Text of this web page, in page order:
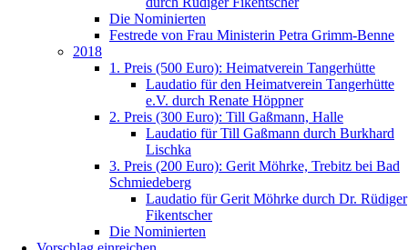
Die Nominierten
Festrede von Frau Ministerin Petra Grimm-Benne
2018
1. Preis (500 Euro): Heimatverein Tangerhütte
Laudatio für den Heimatverein Tangerhütte
e.V. durch Renate Höppner
2. Preis (300 Euro): Till Gaßmann, Halle
Laudatio für Till Gaßmann durch Burkhard
Lischka
3. Preis (200 Euro): Gerit Möhrke, Trebitz bei Bad
Schmiedeberg
Laudatio für Gerit Möhrke durch Dr. Rüdiger
Fikentscher
Die Nominierten